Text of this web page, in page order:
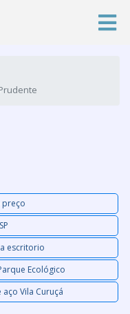
preço
escritorio
Ecológico
Vila Curuçá